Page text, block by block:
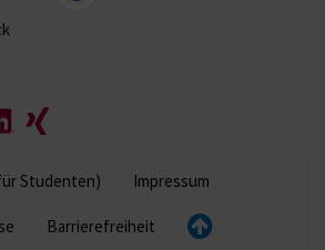
LinkedIn
Xing
Studenten) Impressum
Barrierefreiheit